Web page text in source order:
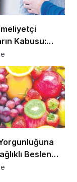
Kabusu:
Beslenme